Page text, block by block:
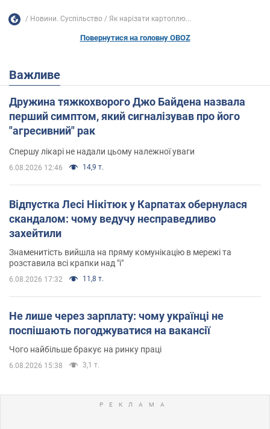
Новини. Суспільство Як нарізати картоплю...
Повернутися на головну OBOZ
Важливе
Дружина тяжкохворого Джо Байдена назвала
перший симптом, який сигналізував про його
"агресивний" рак
Спершу лікарі не надали цьому належної уваги
6.08.2026 12:46 14,9 т.
Відпустка Лесі Нікітюк у Карпатах обернулася
скандалом: чому ведучу несправедливо
захейтили
Знаменитість вийшла на пряму комунікацію в мережі та
розставила всі крапки над "і"
6.08.2026 17:32 11,8 т.
Не лише через зарплату: чому українці не
поспішають погоджуватися на вакансії
Чого найбільше бракує на ринку праці
6.08.2026 15:38 3,1 т.